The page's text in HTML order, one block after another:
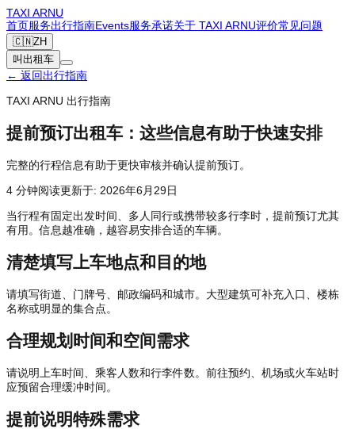
TAXI ARNU
首页服务出行指南Events服务承诺关于 TAXI ARNU评价常见问题
🇨🇳ZH
叫出租车
← 返回出行指南
TAXI ARNU 出行指南
提前预订出租车：这些信息有助于快速安排
完整的行程信息有助于更快审核并确认提前预订。
4 分钟阅读更新于: 2026年6月29日
当行程有固定出发时间、多人同行或携带较多行李时，提前预订尤其
有用。信息越准确，越容易安排合适的车辆。
清楚填写上车地点和目的地
请填写街道、门牌号、邮政编码和城市。大型建筑可补充入口、楼栋
名称或明显的集合点。
合理规划时间和空间需求
请说明上车时间、乘客人数和行李件数。前往预约、机场或火车站时
应预留合理缓冲时间。
提前说明特殊需求